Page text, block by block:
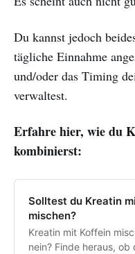
Du kannst jedoch
tägliche Einnahme
und/oder das Timing
verwaltest.
Erfahre hier, wie du
kombinierst:
Solltest du Kreatin
mischen?
Kreatin mit Koffein
nein? Finde heraus, ob